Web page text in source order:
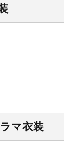
マ衣装